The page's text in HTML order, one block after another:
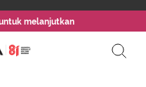
melanjutkan